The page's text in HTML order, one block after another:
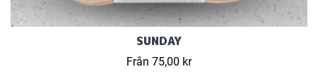
SUNDAY
Från 75,00 kr